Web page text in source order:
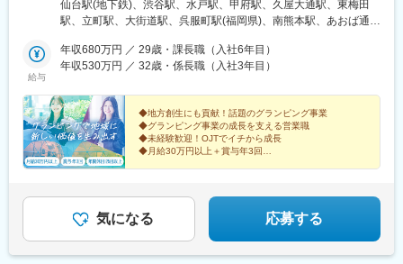
水戸、名古屋、大阪、福岡、熊本◆仙台・JR「仙台駅」より徒歩
戸 ＼積極採用中！／・JR「水戸駅」より徒歩10分◆山梨・
JR「甲府駅」より徒歩15分◆名古屋 ・名城線「久屋大通駅」よ
歩約1分◆広島・広島電鉄本線「立町駅」より徒歩2分◆松山 ＼積
極採用中！／・JR松山線「大街道駅」より徒歩1分◆福岡・地下
鉄箱崎線「呉服町駅」より徒歩3分◆熊本・JR「南熊本駅」より
徒歩5分※車通勤OK
仙台駅(地下鉄)、渋谷駅、水戸駅、甲府駅、久屋大通駅、東梅田
駅、立町駅、大街道駅、呉服町駅(福岡県)、南熊本駅、あおば通
(福岡県)、仙台駅、栄駅(愛知県)、大阪梅田駅(阪神線)、八丁堀駅
(広島県)、東雲口駅、櫛田神社前駅
給与
年収680万円 ／ 29歳・課長職（入社6年目）
年収530万円 ／ 32歳・係長職（入社3年目）
◆地方創生にも貢献！話題のグランピング事業
◆グランピング事業の成長を支える営業職
◆未経験歓迎！OJTでイチから成長
◆月給30万円以上＋賞与年3回
気になる 応募する